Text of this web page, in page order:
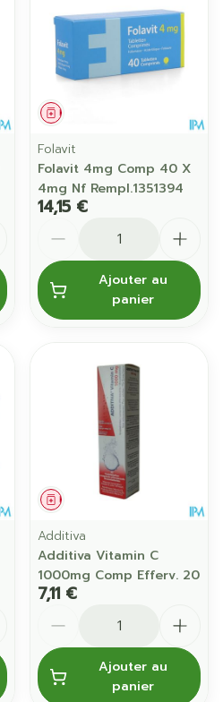
Médicament
Folavit
Folavit 4mg Comp 40 X
4mg Nf Rempl.1351394
14,15 €
Ajouter au
panier
Médicament
Additiva
Additiva Vitamin C
1000mg Comp Efferv. 20
7,11 €
Ajouter au
panier